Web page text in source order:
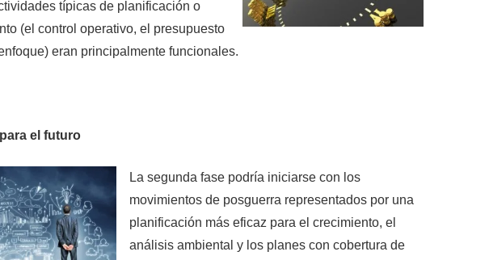
típicas de planificación o
(el control operativo, el presupuesto
eran principalmente funcionales.
el futuro
La segunda fase podría iniciarse con los
movimientos de posguerra representados por una
planificación más eficaz para el crecimiento, el
análisis ambiental y los planes con cobertura de